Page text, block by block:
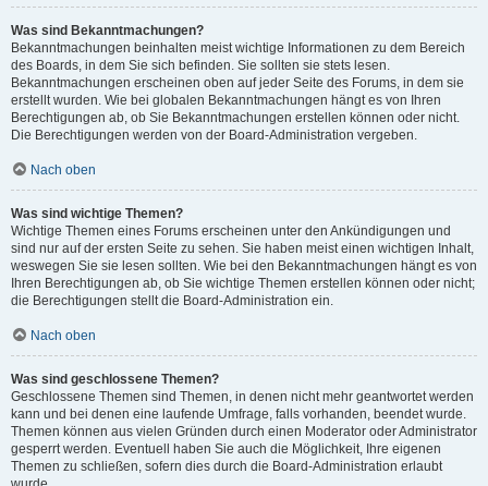
Was sind Bekanntmachungen?
Bekanntmachungen beinhalten meist wichtige Informationen zu dem Bereich
des Boards, in dem Sie sich befinden. Sie sollten sie stets lesen.
Bekanntmachungen erscheinen oben auf jeder Seite des Forums, in dem sie
erstellt wurden. Wie bei globalen Bekanntmachungen hängt es von Ihren
Berechtigungen ab, ob Sie Bekanntmachungen erstellen können oder nicht.
Die Berechtigungen werden von der Board-Administration vergeben.
Nach oben
Was sind wichtige Themen?
Wichtige Themen eines Forums erscheinen unter den Ankündigungen und
sind nur auf der ersten Seite zu sehen. Sie haben meist einen wichtigen Inhalt,
weswegen Sie sie lesen sollten. Wie bei den Bekanntmachungen hängt es von
Ihren Berechtigungen ab, ob Sie wichtige Themen erstellen können oder nicht;
die Berechtigungen stellt die Board-Administration ein.
Nach oben
Was sind geschlossene Themen?
Geschlossene Themen sind Themen, in denen nicht mehr geantwortet werden
kann und bei denen eine laufende Umfrage, falls vorhanden, beendet wurde.
Themen können aus vielen Gründen durch einen Moderator oder Administrator
gesperrt werden. Eventuell haben Sie auch die Möglichkeit, Ihre eigenen
Themen zu schließen, sofern dies durch die Board-Administration erlaubt